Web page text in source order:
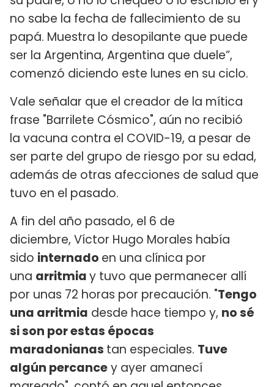
no sabe la fecha de fallecimiento de su
papá. Muestra lo desopilante que puede
ser la Argentina, Argentina que duele”,
comenzó diciendo este lunes en su ciclo.
Vale señalar que el creador de la mítica
frase "Barrilete Cósmico", aún no recibió
la vacuna contra el COVID-19, a pesar de
ser parte del grupo de riesgo por su edad,
además de otras afecciones de salud que
tuvo en el pasado.
A fin del año pasado, el 6 de
diciembre, Víctor Hugo Morales había
sido internado en una clínica por
una arritmiay tuvo que permanecer allí
por unas 72 horas por precaución. "Tengo
una arritmia desde hace tiempo y, no sé
si son por estas épocas
maradonianas tan especiales. Tuve
algún percancey ayer amanecí